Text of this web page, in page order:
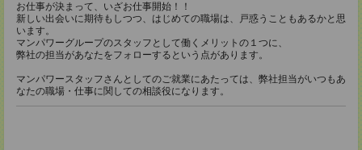
お仕事が決まって、いざお仕事開始！！
新しい出会いに期待もしつつ、はじめての職場は、戸惑うこともあるかと思
います。
マンパワーグループのスタッフとして働くメリットの１つに、
弊社の担当があなたをフォローするという点があります。
マンパワースタッフさんとしてのご就業にあたっては、弊社担当がいつもあ
なたの職場・仕事に関しての相談役になります。